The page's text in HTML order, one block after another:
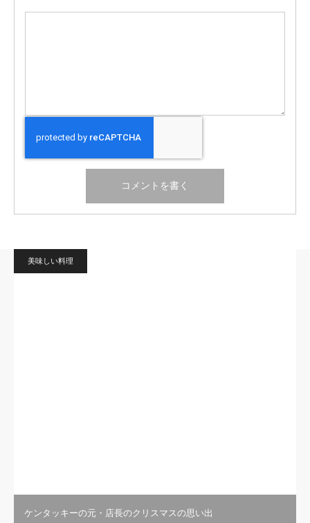
美味しい料理
ケンタッキーの元・店長のクリスマスの思い出